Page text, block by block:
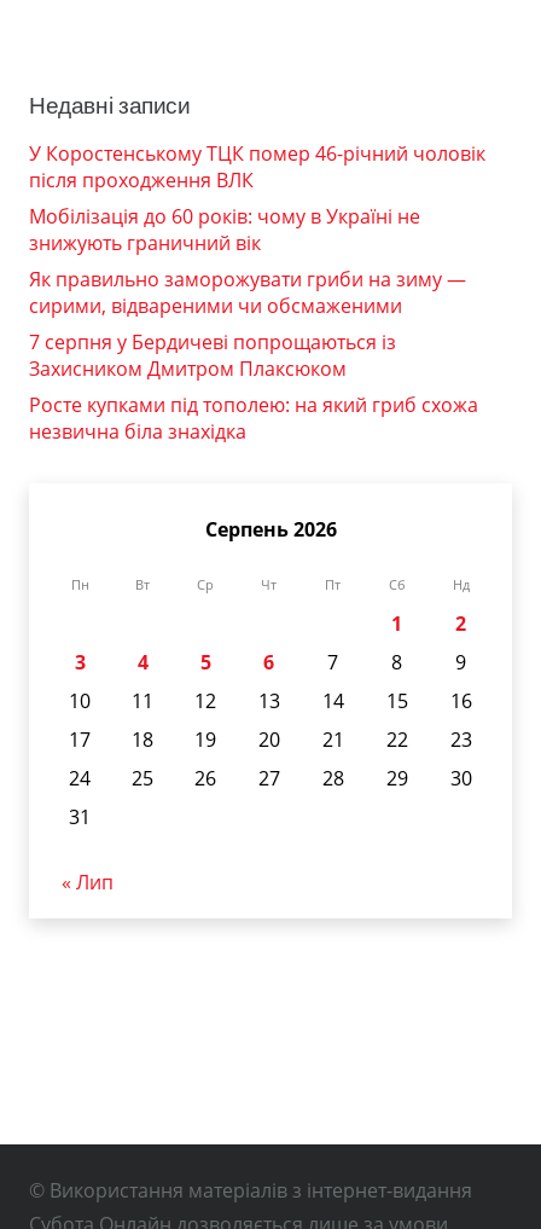
Недавні записи
У Коростенському ТЦК помер 46-річний чоловік
після проходження ВЛК
Мобілізація до 60 років: чому в Україні не
знижують граничний вік
Як правильно заморожувати гриби на зиму —
сирими, відвареними чи обсмаженими
7 серпня у Бердичеві попрощаються із
Захисником Дмитром Плаксюком
Росте купками під тополею: на який гриб схожа
незвична біла знахідка
Серпень 2026
Пн Вт Ср Чт Пт Сб Нд
1
2
3
4 5 6 7 8
9
10
11 12 13 14 15
16
17
18 19 20 21 22
23
24
25 26 27 28 29
30
31
« Лип
© Використання матеріалів з інтернет-видання